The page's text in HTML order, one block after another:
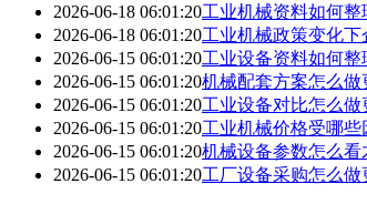
2026-06-18 06:01:20工业机械资料如何整
2026-06-18 06:01:20工业机械政策变化
2026-06-15 06:01:20工业设备资料如何整
2026-06-15 06:01:20机械配套方案怎么做
2026-06-15 06:01:20工业设备对比怎么
2026-06-15 06:01:20工业机械价格受哪
2026-06-15 06:01:20机械设备参数怎么看
2026-06-15 06:01:20工厂设备采购怎么做